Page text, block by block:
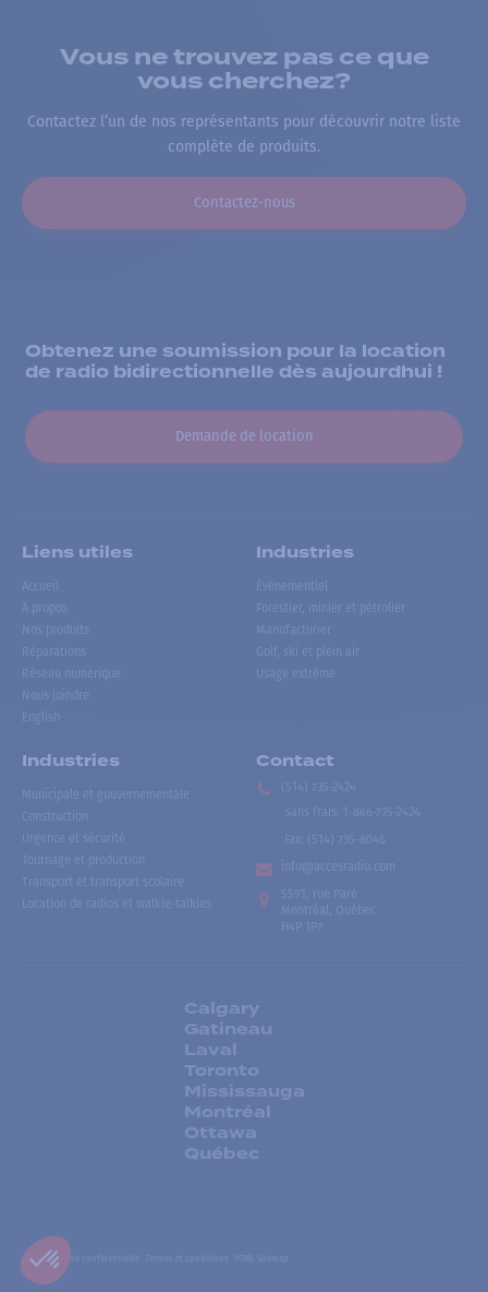
Vous ne trouvez pas ce que
vous cherchez?
Contactez l’un de nos représentants pour découvrir notre liste
complète de produits.
Contactez-nous
Obtenez une soumission pour la location
de radio bidirectionnelle dès aujourdhui !
Demande de location
Liens utiles
Accueil
À propos
Nos produits
Réparations
Réseau numérique
Nous joindre
English
Industries
Événementiel
Forestier, minier et pétrolier
Manufacturier
Golf, ski et plein air
Usage extrême
Industries
Municipale et gouvernementale
Construction
Urgence et sécurité
Tournage et production
Transport et transport scolaire
Location de radios et walkie-talkies
Contact
(514) 735-2424
Sans frais
1-866-735-2424
Fax:
(514) 735-8046
info@accesradio.com
5591, rue Paré
Montréal, Québec
H4P 1P7
Calgary
Gatineau
Laval
Toronto
Mississauga
Montréal
Ottawa
Québec
Politiques de confidentialité